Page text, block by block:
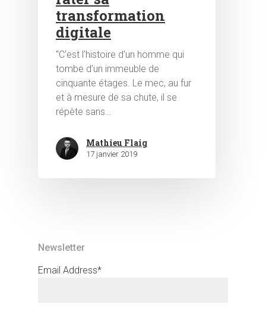
transformation
digitale
"C’est l’histoire d’un homme qui
tombe d’un immeuble de
cinquante étages. Le mec, au fur
et à mesure de sa chute, il se
répète sans…
Mathieu Flaig
17 janvier 2019
Newsletter
Email Address*